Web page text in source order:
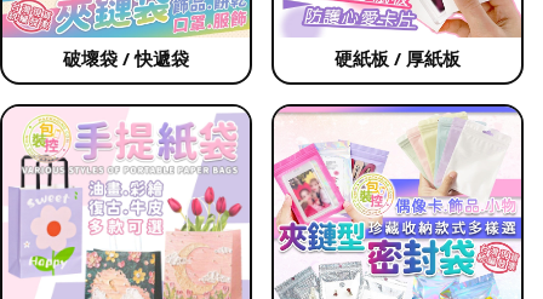
破壞袋 / 快遞袋 硬紙板 / 厚紙板